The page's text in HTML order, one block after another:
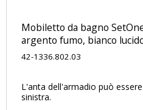
Mobiletto da bagno
argento fumo, bianco
42-1336.802.03
L'anta dell'armadio può
sinistra.